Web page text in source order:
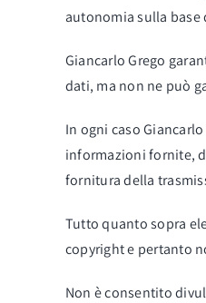
autonomia sulla
Giancarlo Grego
dati, ma non ne può
In ogni caso
informazioni fornite,
fornitura della
Tutto quanto sopra
copyright e pertanto
Non è consentito